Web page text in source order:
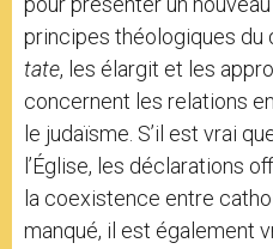
principes théologiques du
ӕtate, les élargit et les
concernent les relations
le judaïsme. S’il est vrai
l’Église, les déclarations
la coexistence entre
manqué, il est également